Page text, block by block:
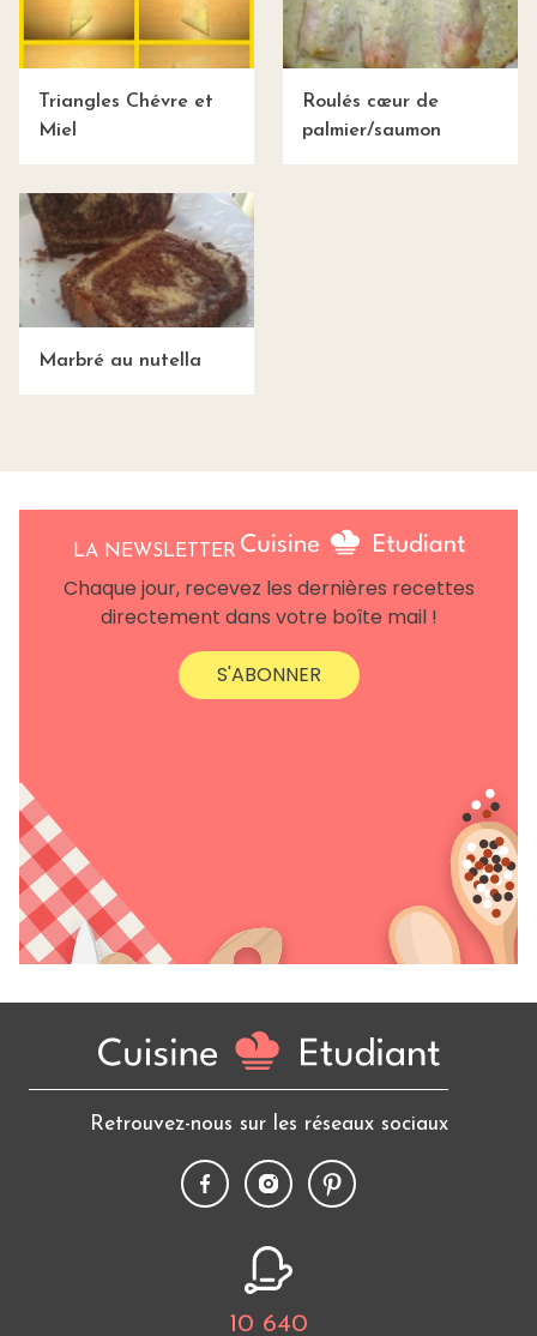
Triangles Chévre et
Miel
Roulés cœur de
palmier/saumon
Marbré au nutella
LA NEWSLETTER
Chaque jour, recevez les dernières recettes
directement dans votre boîte mail !
S'ABONNER
Retrouvez-nous sur les réseaux sociaux
10 640